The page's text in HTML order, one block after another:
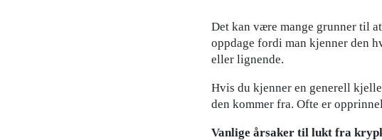
Det kan være mange grunner til
oppdage fordi man kjenner den
eller lignende.
Hvis du kjenner en generell
den kommer fra. Ofte er
Vanlige årsaker til lukt fra